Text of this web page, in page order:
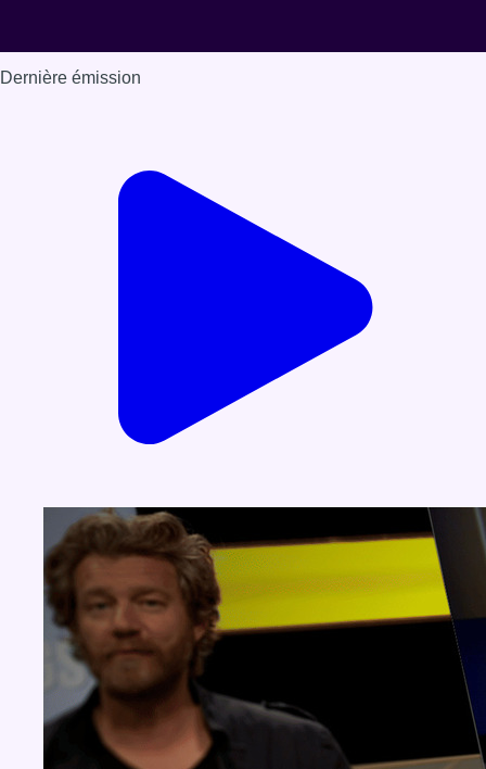
Dernière émission